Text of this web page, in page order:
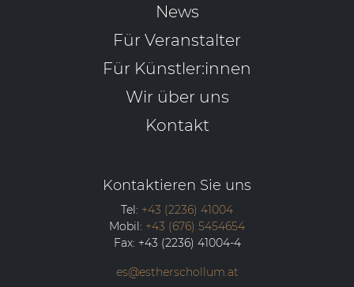
News
Für Veranstalter
Für Künstler:innen
Wir über uns
Kontakt
Kontaktieren Sie uns
Tel: +43 (2236) 41004
Mobil: +43 (676) 5454654
Fax: +43 (2236) 41004-4
es@estherschollum.at